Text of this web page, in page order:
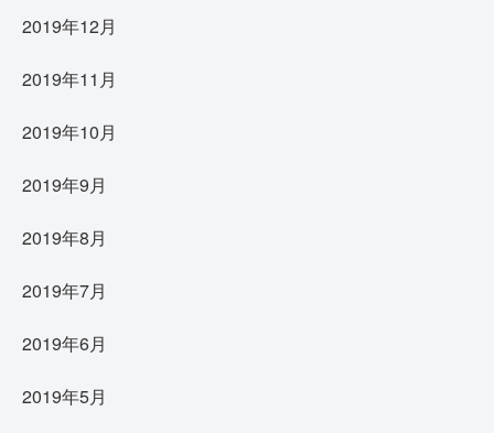
2019年12月
2019年11月
2019年10月
2019年9月
2019年8月
2019年7月
2019年6月
2019年5月